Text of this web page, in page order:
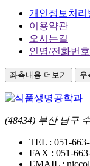
개인정보처리
이용약관
오시는길
인명/전화번
좌측내용 더보기 우
(48434) 부산 남구
TEL : 051-
FAX : 051-
EMAIL :